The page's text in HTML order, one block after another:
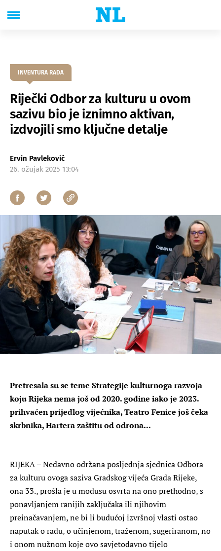
INVENTURA RADA
Riječki Odbor za kulturu u ovom
sazivu bio je iznimno aktivan,
izdvojili smo ključne detalje
Ervin Pavleković
26. ožujak 2025 13:04
Pretresala su se teme Strategije kulturnoga razvoja
koju Rijeka nema još od 2020. godine iako je 2023.
prihvaćen prijedlog vijećnika, Teatro Fenice još čeka
skrbnika, Hartera zaštitu od odrona...
RIJEKA – Nedavno održana posljednja sjednica Odbora
za kulturu ovoga saziva Gradskog vijeća Grada Rijeke,
ona 33., prošla je u modusu osvrta na ono prethodno, s
ponavljanjem ranijih zaključaka ili njihovim
preinačavanjem, ne bi li budućoj izvršnoj vlasti ostao
naputak o radu, o učinjenom, traženom, sugeriranom, no
i onom nužnom koje ovo savjetodavno tijelo